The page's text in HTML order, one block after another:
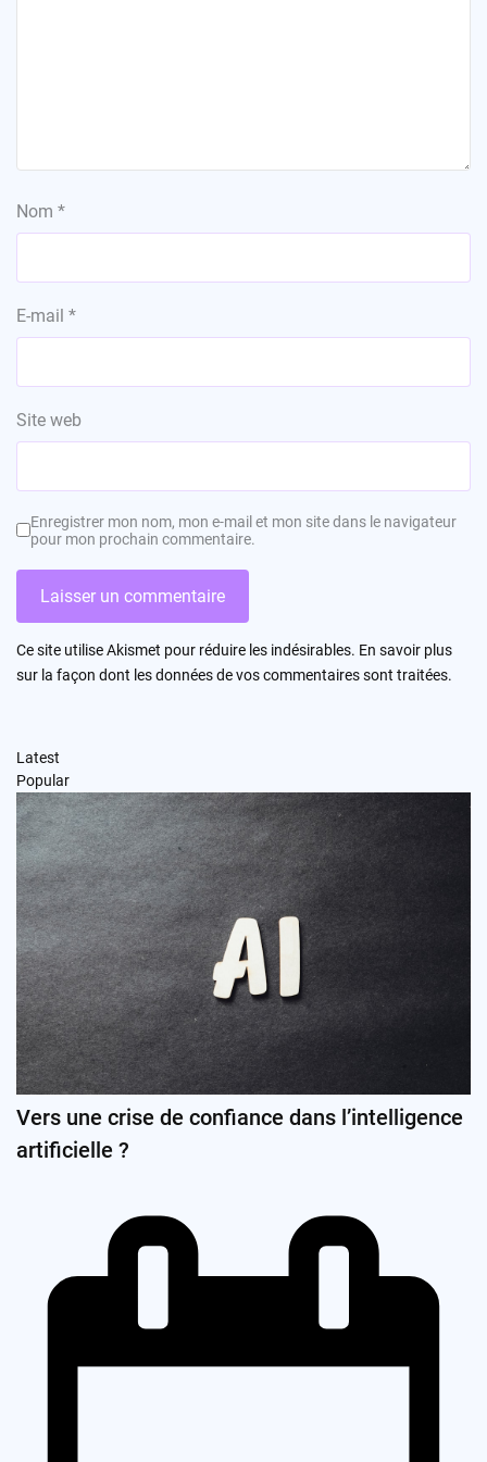
Nom *
E-mail *
Site web
Enregistrer mon nom, mon e-mail et mon site dans le navigateur
pour mon prochain commentaire.
Ce site utilise Akismet pour réduire les indésirables. En savoir plus
sur la façon dont les données de vos commentaires sont traitées.
Latest
Popular
Vers une crise de confiance dans l’intelligence
artificielle ?